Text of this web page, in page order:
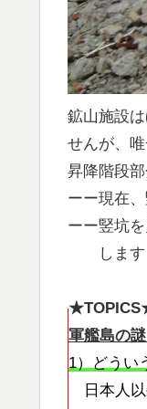
鉱山施設
せんが、
昇降階段部
ーー現在
ーー竪坑
します
軍艦島の
1）どうい
日本人以